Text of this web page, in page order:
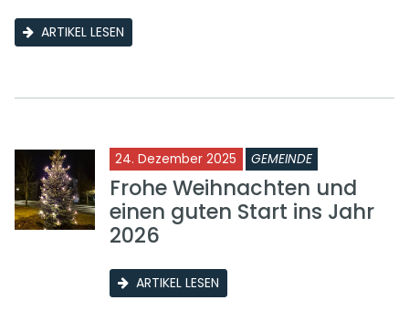
ARTIKEL LESEN
24. Dezember 2025 GEMEINDE
Frohe Weihnachten und
einen guten Start ins Jahr
2026
ARTIKEL LESEN